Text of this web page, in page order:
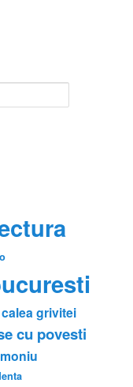
calea grivitei
cu povesti